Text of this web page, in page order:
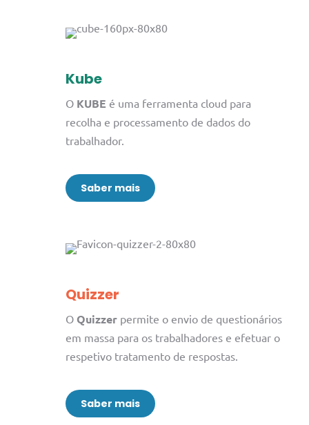
Kube
O KUBE é uma ferramenta cloud para
recolha e processamento de dados do
trabalhador.
Saber mais
Quizzer
O Quizzer permite o envio de questionários
em massa para os trabalhadores e efetuar o
respetivo tratamento de respostas.
Saber mais